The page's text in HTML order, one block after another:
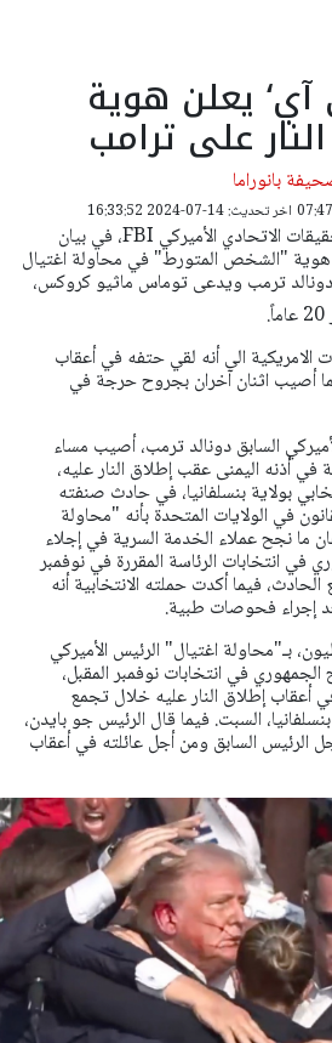
يعلن هوية
على ترامب
بانوراما
اخر تحديث: 14-07-2024 16:33:52
قال مكتب التحقيقات الاتحادي الأميركي FBI، في بيان
الأحد، إنه حدد هوية ‭‭"‬‬الشخص المتورط" في محاولة اغتيال
دونالد ترمب ويدعى توماس ماثيو كروكس،
الامريكية الى أنه لقي حتفه في أعقاب
أصيب اثنان آخران بجروح حرجة في
السابق دونالد ترمب، أصيب مساء
أذنه اليمنى عقب إطلاق النار عليه،
بولاية بنسلفانيا، في حادث صنفته
في الولايات المتحدة بأنه "محاولة
ما نجح عملاء الخدمة السرية في إجلاء
في انتخابات الرئاسة المقررة في نوفمبر
فيما أكدت حملته الانتخابية أنه
إجراء فحوصات طبية.
بـ"محاولة اغتيال" الرئيس الأميركي
الجمهوري في انتخابات نوفمبر المقبل،
أعقاب إطلاق النار عليه خلال تجمع
السبت. فيما قال الرئيس جو بايدن،
الرئيس السابق ومن أجل عائلته في أعقاب